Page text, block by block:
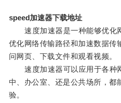
speed加速器下载地址
速度加速器是一种能够优化
优化网络传输路径和加速数据传
问网页、下载文件和观看视频。
速度加速器可以应用于各种
中、办公室、还是公共场所，都
验。